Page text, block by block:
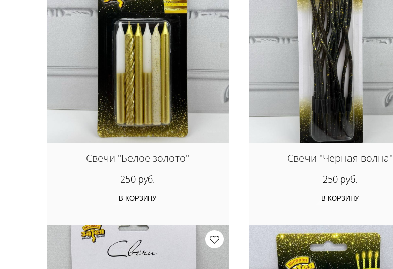
Свечи "Белое золото"
250 руб.
В КОРЗИНУ
Свечи "Черная волна"
250 руб.
В КОРЗИНУ